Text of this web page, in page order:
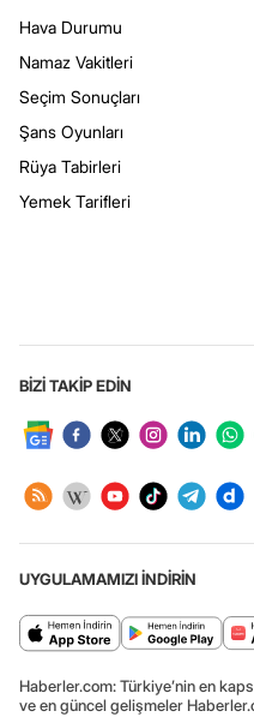
Hava Durumu
Namaz Vakitleri
Seçim Sonuçları
Şans Oyunları
Rüya Tabirleri
Yemek Tarifleri
BİZİ TAKİP EDİN
UYGULAMAMIZI İNDİRİN
Haberler.com: Türkiye’nin en
ve en güncel gelişmeler